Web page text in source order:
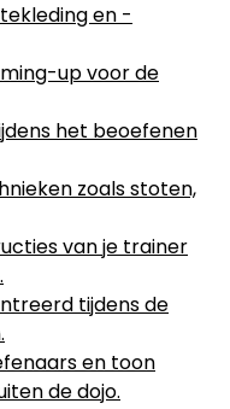
en -
up voor de
het beoefenen
zoals stoten,
van je trainer
tijdens de
en toon
de dojo.